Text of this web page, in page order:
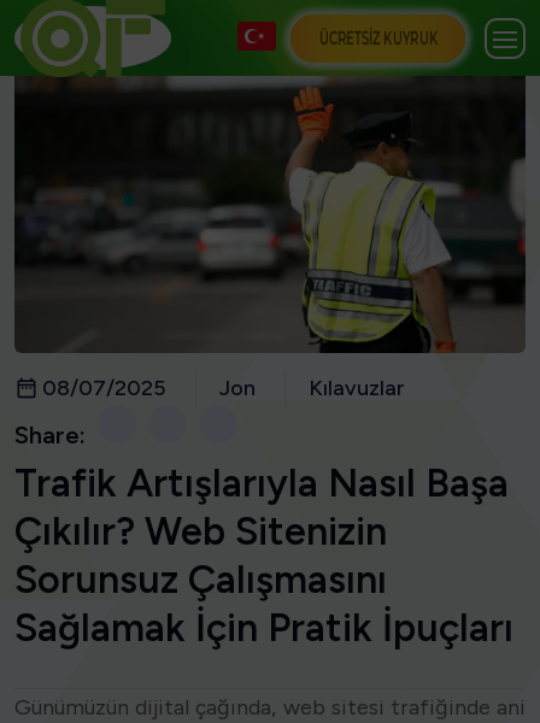
ÜCRETSIZ KUYRUK
08/07/2025 Jon Kılavuzlar
Share:
Trafik Artışlarıyla Nasıl Başa
Çıkılır? Web Sitenizin
Sorunsuz Çalışmasını
Sağlamak İçin Pratik İpuçları
Günümüzün dijital çağında, web sitesi trafiğinde ani